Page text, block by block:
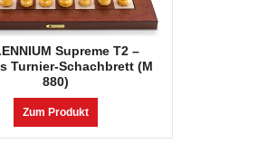
Supreme T2 –
Turnier-Schachbrett (M
880)
Zum Produkt